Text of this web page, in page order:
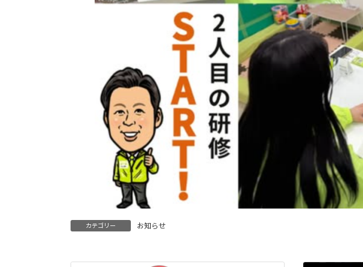
カテゴリー お知らせ